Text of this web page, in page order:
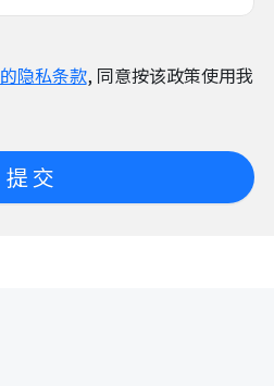
的隐私条款, 同意按该政策使用我
提 交